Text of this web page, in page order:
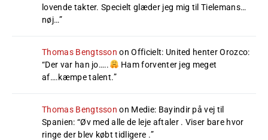
lovende takter. Specielt glæder jeg mig til Tielemans…
nøj…”
Thomas Bengtsson onOfficielt: United henter Orozco:
“Der var han jo…..
Ham forventer jeg meget
af….kæmpe talent.”
Thomas Bengtsson on Medie: Bayindir på vej til
Spanien: “Øv med alle de leje aftaler . Viser bare hvor
ringe der blev købt tidligere .”